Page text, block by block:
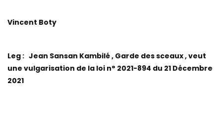
Vincent Boty
Leg : Jean Sansan Kambilé , Garde des sceaux , veut
une vulgarisation de la loi n° 2021-894 du 21 Décembre
2021